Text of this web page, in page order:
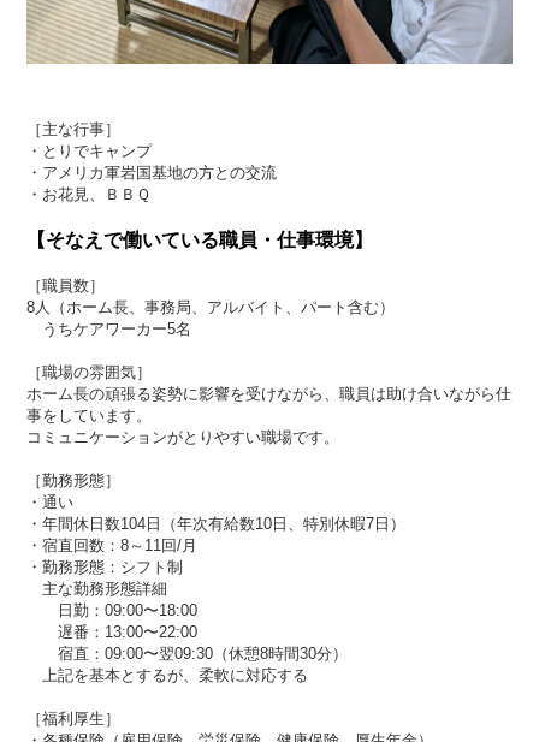
［主な行事］
・とりでキャンプ
・アメリカ軍岩国基地の方との交流
・お花見、ＢＢＱ
【そなえで働いている職員・仕事環境】
［職員数］
8人（ホーム長、事務局、アルバイト、パート含む）
うちケアワーカー5名
［職場の雰囲気］
ホーム長の頑張る姿勢に影響を受けながら、職員は助け合いながら仕
事をしています。
コミュニケーションがとりやすい職場です。
［勤務形態］
・通い
・年間休日数104日（年次有給数10日、特別休暇7日）
・宿直回数：8～11回/月
・勤務形態：シフト制
主な勤務形態詳細
日勤：09:00〜18:00
遅番：13:00〜22:00
宿直：09:00〜翌09:30（休憩8時間30分）
上記を基本とするが、柔軟に対応する
［福利厚生］